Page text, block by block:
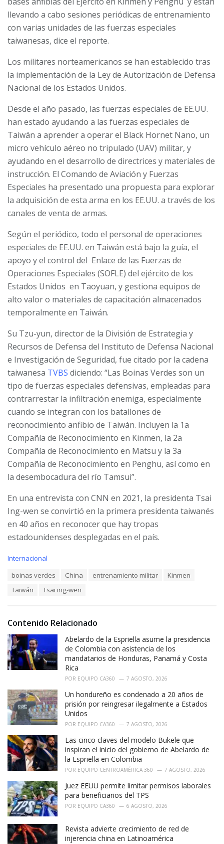
llevando a cabo sesiones periódicas de entrenamiento
con varias unidades de las fuerzas especiales
taiwanesas, dice el reporte.
Los militares norteamericanos se han establecido tras
la implementación de la Ley de Autorización de Defensa
Nacional de los Estados Unidos.
Desde el año pasado, las fuerzas especiales de EE.UU.
han estado ayudando a las fuerzas especiales de
Taiwán a aprender a operar el Black Hornet Nano, un
micro vehículo aéreo no tripulado (UAV) militar, y
ayudando en el desarrollo de directrices y materiales de
instrucción. El Comando de Aviación y Fuerzas
Especiales ha presentado una propuesta para explorar
la adquisición de esta arma en los EE.UU. a través de los
canales de venta de armas.
Según el periódico, todo el personal de operaciones
especiales de EE.UU. en Taiwán está bajo la guía, el
apoyo y el control del Enlace de las Fuerzas de
Operaciones Especiales (SOFLE) del ejército de los
Estados Unidos en Taoyuan, y gestiona equipos de
alto valor o materiales de capacitación almacenados
temporalmente en Taiwán.
Su Tzu-yun, director de la División de Estrategia y
Recursos de Defensa del Instituto de Defensa Nacional
e Investigación de Seguridad, fue citado por la cadena
taiwanesa TVBS diciendo: “Las Boinas Verdes son un
tipo de fuerzas especiales defensivas, empleadas para
contrarrestar la infiltración enemiga, especialmente
cuando se integran con los batallones de
reconocimiento anfibio de Taiwán. Incluyen la 1a
Compañía de Reconocimiento en Kinmen, la 2a
Compañía de Reconocimiento en Matsu y la 3a
Compañía de Reconocimiento en Penghu, así como en
la desembocadura del río Tamsui”.
En una entrevista con CNN en 2021, la presidenta Tsai
Ing-wen se convirtió en la primera presidenta taiwanés
en 40 años en reconocer que hay tropas
estadounidenses desplegadas en el país.
C
i
s
:
Internacional
boinas verdes China entrenamiento militar
Kinmen
Taiwán
Tsai ing-wen
Contenido Relacionado
Abelardo de la Espriella asume la presidencia
de Colombia con asistencia de los
mandatarios de Honduras, Panamá y Costa
Rica
POR EQUIPO CA360 7 AGOSTO, 2026
Un hondureño es condenado a 20 años de
prisión por reingresar ilegalmente a Estados
Unidos
POR EQUIPO CA360 7 AGOSTO, 2026
Las cinco claves del modelo Bukele que
inspiran el inicio del gobierno de Abelardo de
la Espriella en Colombia
POR EQUIPO CENTROAMÉRICA 360 7 AGOSTO, 2026
Juez EEUU permite limitar permisos laborales
para beneficiarios del TPS
POR EQUIPO CA360 6 AGOSTO, 2026
Revista advierte crecimiento de red de
injerencia china en Latinoamérica